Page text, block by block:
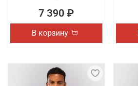
7 390 ₽
В корзину